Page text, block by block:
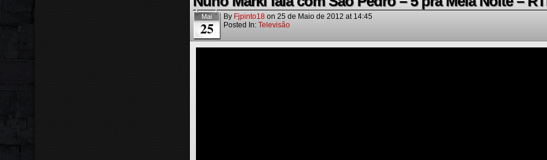
Mai
25
By Fjpinto18 on 25 de Maio de 2012 at 14:45
Posted In: Televisão